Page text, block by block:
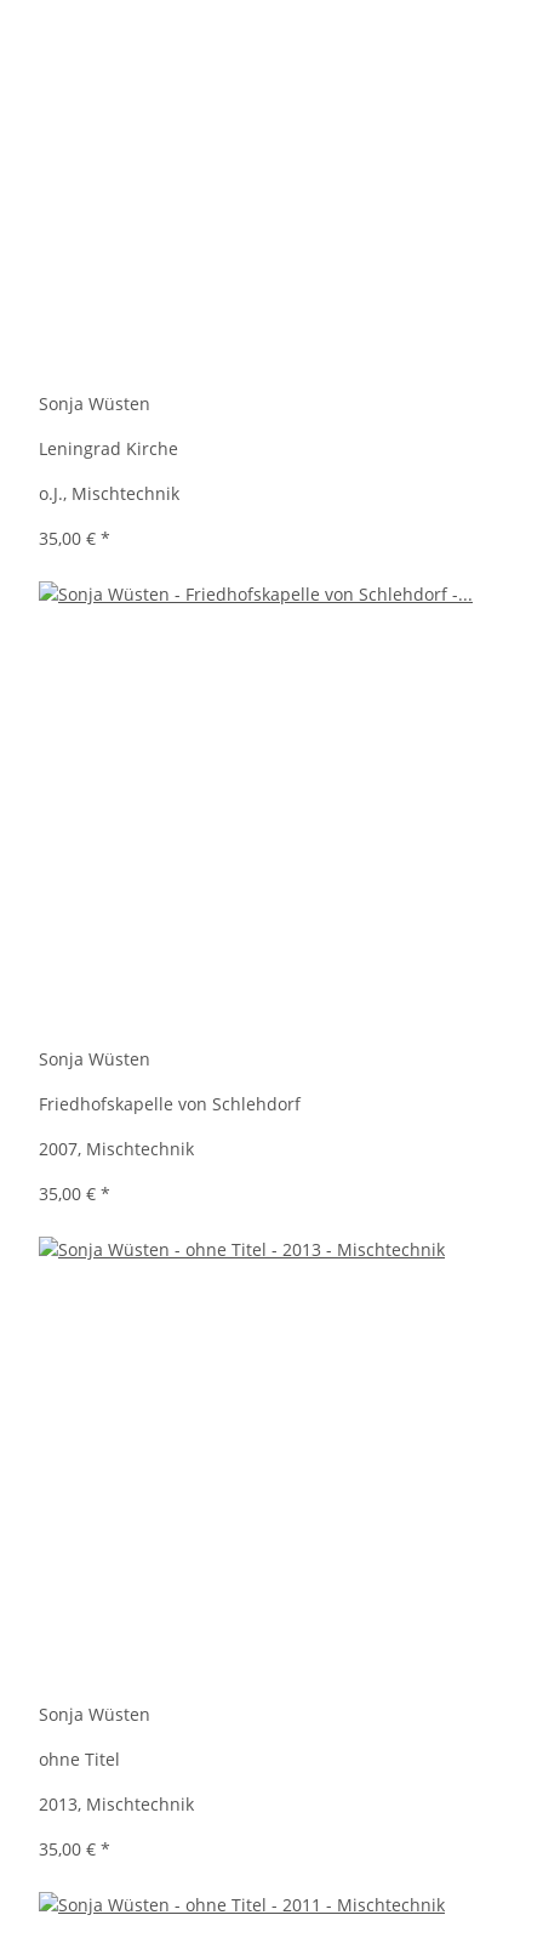
Sonja Wüsten
Leningrad Kirche
o.J., Mischtechnik
35,00 € *
Sonja Wüsten
Friedhofskapelle von Schlehdorf
2007, Mischtechnik
35,00 € *
Sonja Wüsten
ohne Titel
2013, Mischtechnik
35,00 € *